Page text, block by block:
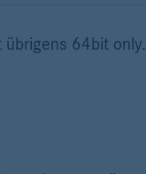
übrigens 64bit